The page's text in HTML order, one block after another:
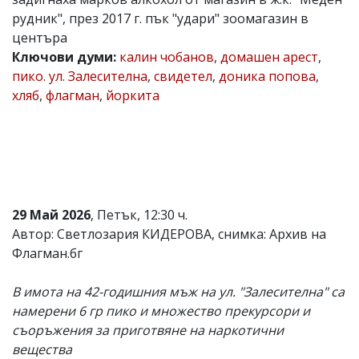
Коментарите
статиите
се
въвеждат
читателите
Ако
откриете
обиден
за
коментар,
моля
сигнализирайте
ни!
рудник", през 2017 г. пък "удари" зоомагазин в
центъра
Ключови думи: калин чобанов, домашен арест,
пико. ул. Залесителна, свидетел, доника попова,
хляб, флагман, йоркита
29 Май 2026, Петък, 12:30 ч.
Автор: Светлозария КИДЕРОВА, снимка: Архив на
Флагман.бг
В имота на 42-годишния мъж на ул. "Залесителна" са
намерени 6 гр пико и множество прекурсори и
съоръжения за приготвяне на наркотични
вещества